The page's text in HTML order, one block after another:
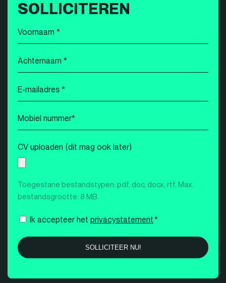
SOLLICITEREN
Voornaam
*
Achternaam
*
E-
mailadres
*
Mobiel
nummer
*
CV uploaden (dit mag ook later)
Toegestane bestandstypen: pdf, doc, docx, rtf, Max.
bestandsgrootte: 8 MB.
Instemming
Ik accepteer het privacystatement*